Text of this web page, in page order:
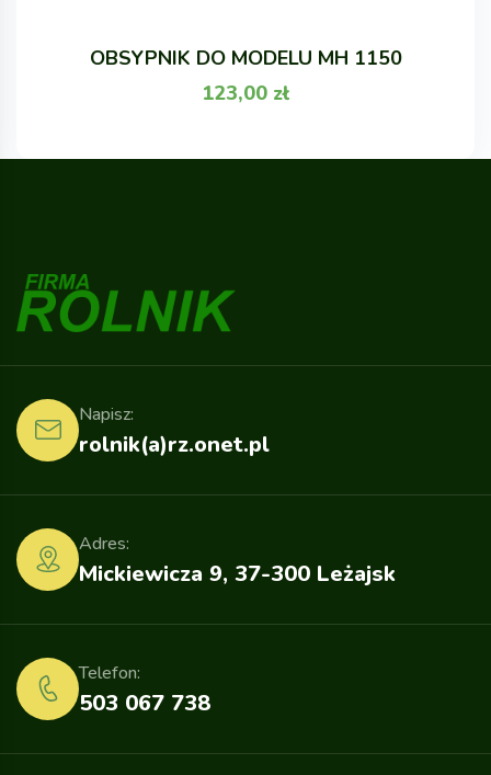
OBSYPNIK DO MODELU MH 1150
123,00 zł
rolnik(a)rz.onet.pl
Napisz:
Mickiewicza 9, 37-300 Leżajsk
Adres:
503 067 738
Telefon: